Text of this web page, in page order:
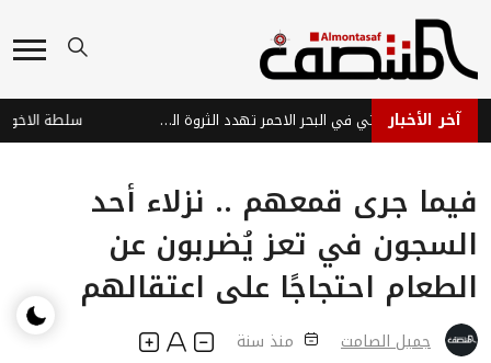
آخر الأخبار هجمات عصابة الحوثي في البحر الاحمر تهدد الثروة السمكية وتفاقم معاناة الصيادين في اليمن
فيما جرى قمعهم .. نزلاء أحد
السجون في تعز يُضربون عن
الطعام احتجاجًا على اعتقالهم
جميل الصامت منذ سنة